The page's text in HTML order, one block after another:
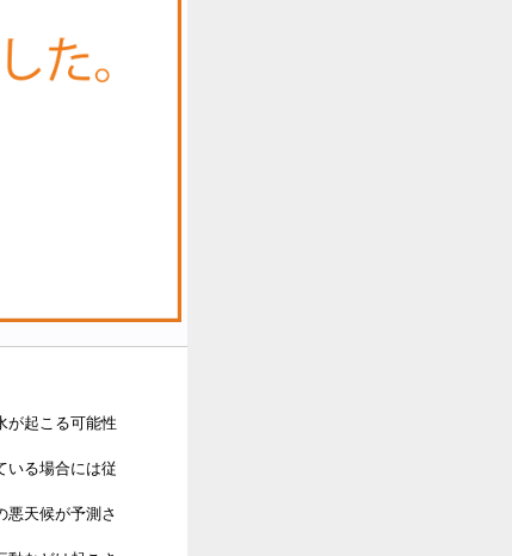
が起こる可能性
いる場合には従
悪天候が予測さ